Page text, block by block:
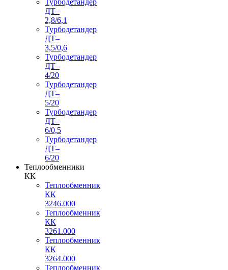
Турбодетандер
ДТ–
2,8/6,1
Турбодетандер
ДТ–
3,5/0,6
Турбодетандер
ДТ–
4/20
Турбодетандер
ДТ–
5/20
Турбодетандер
ДТ–
6/0,5
Турбодетандер
ДТ–
6/20
Теплообменники
КК
Теплообменник
КК
3246.000
Теплообменник
КК
3261.000
Теплообменник
КК
3264.000
Теплообменник